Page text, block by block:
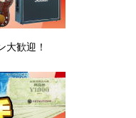
大歓迎！